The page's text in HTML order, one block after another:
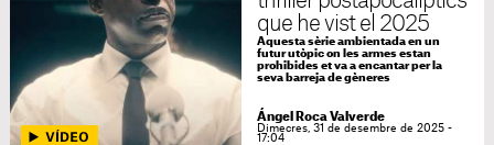
que he vist el 2025
Aquesta sèrie ambientada en un
futur utòpic on les armes estan
prohibides et va a encantar per la
seva barreja de gèneres
Ángel Roca Valverde
Dimecres, 31 de desembre de 2025 -
17:04